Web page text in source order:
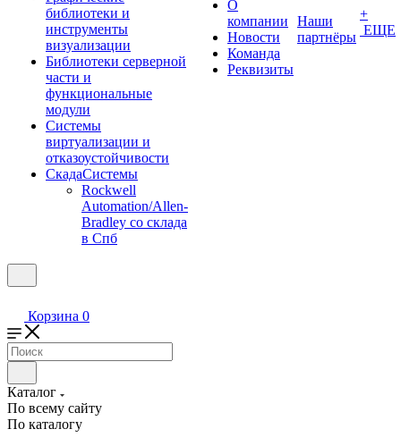
библиотеки и
инструменты
визуализации
Библиотеки серверной
части и
функциональные
модули
Системы
виртуализации и
отказоустойчивости
СкадаСистемы
Rockwell
Automation/Allen-
Bradley со склада
в Спб
О
компании
Новости
Команда
Реквизиты
Наши
партнёры
+
ЕЩЕ
Корзина 0
Каталог
По всему сайту
По каталогу